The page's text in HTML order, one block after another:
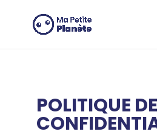
POLITIQUE DE